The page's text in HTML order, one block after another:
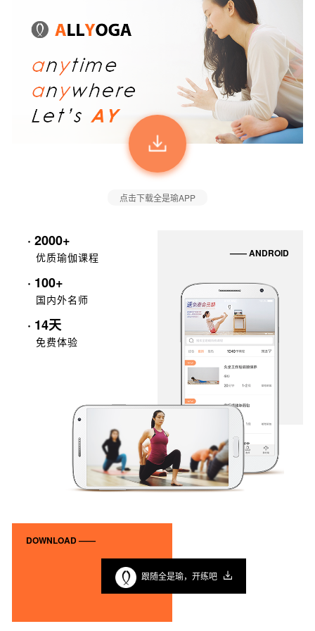
点击下载全是瑜APP
· 2000+
优质瑜伽课程
· 100+
国内外名师
· 14天
免费体验
—— ANDROID
DOWNLOAD ——
跟随全是瑜，开练吧